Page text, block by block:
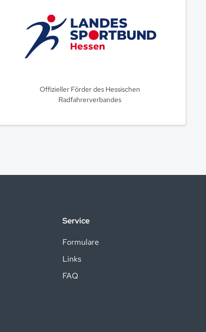
Offizieller Förder des Hessischen
Radfahrerverbandes
Service
Formulare
Links
FAQ